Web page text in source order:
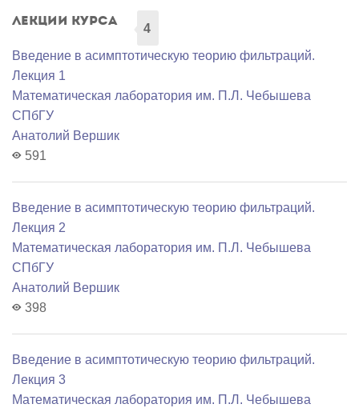
Лекции курса
4
Введение в асимптотическую теорию фильтраций.
Лекция 1
Математичеcкая лаборатория им. П.Л. Чебышева
СПбГУ
Анатолий Вершик
591
Введение в асимптотическую теорию фильтраций.
Лекция 2
Математичеcкая лаборатория им. П.Л. Чебышева
СПбГУ
Анатолий Вершик
398
Введение в асимптотическую теорию фильтраций.
Лекция 3
Математичеcкая лаборатория им. П.Л. Чебышева